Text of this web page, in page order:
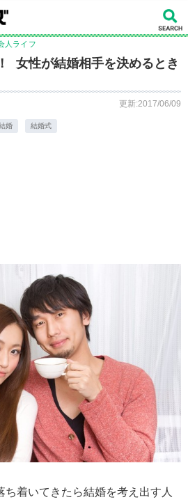
人ライフ
女性が結婚相手を決めるとき
更新:2017/06/09
婚 結婚式
着いてきたら結婚を考え出す人